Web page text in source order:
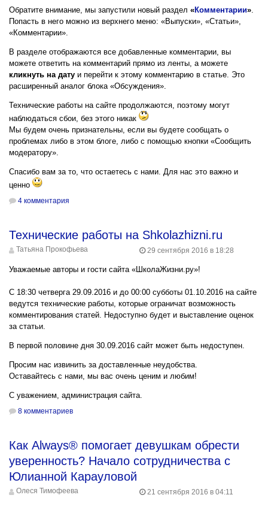
Обратите внимание, мы запустили новый раздел «Комментарии»
Попасть в него можно из верхнего меню: «Выпуски», «Статьи»,
«Комментарии».
В разделе отображаются все добавленные комментарии, вы
можете ответить на комментарий прямо из ленты, а можете
кликнуть на дату и перейти к этому комментарию в статье. Это
расширенный аналог блока «Обсуждения».
Технические работы на сайте продолжаются, поэтому могут
наблюдаться сбои, без этого никак
Мы будем очень признательны, если вы будете сообщать о
проблемах либо в этом блоге, либо с помощью кнопки «Сообщить
модератору».
Спасибо вам за то, что остаетесь с нами. Для нас это важно и
ценно
4 комментария
Технические работы на Shkolazhizni.ru
Татьяна Прокофьева 29 сентября 2016 в 18:28
Уважаемые авторы и гости сайта «ШколаЖизни.ру»!
С 18:30 четверга 29.09.2016 и до 00:00 субботы 01.10.2016 на сайте
ведутся технические работы, которые ограничат возможность
комментирования статей. Недоступно будет и выставление оценок
за статьи.
В первой половине дня 30.09.2016 сайт может быть недоступен.
Просим нас извинить за доставленные неудобства.
Оставайтесь с нами, мы вас очень ценим и любим!
С уважением, администрация сайта.
8 комментариев
Как Always® помогает девушкам обрести
уверенность? Начало сотрудничества с
Юлианной Карауловой
Олеся Тимофеева 21 сентября 2016 в 04:11